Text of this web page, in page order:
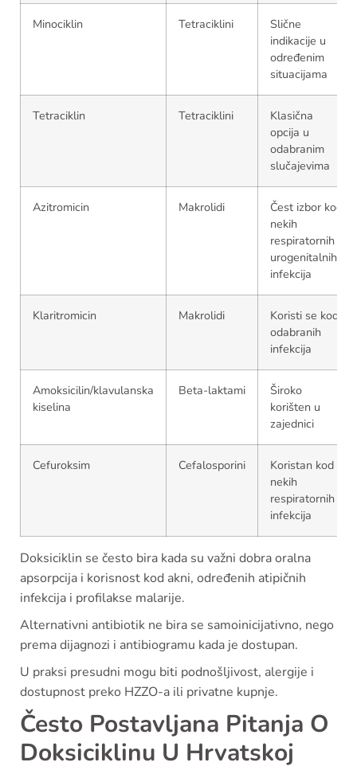
Minociklin Tetraciklini
Slične
indikacije u
određenim
situacijama
Tetraciklin Tetraciklini
Klasična
opcija u
odabranim
slučajevima
Azitromicin Makrolidi
Čest izbor kod
nekih
respiratornih i
urogenitalnih
infekcija
Klaritromicin Makrolidi
Koristi se kod
odabranih
infekcija
Amoksicilin/klavulanska
kiselina
Beta-laktami
Široko
korišten u
zajednici
Cefuroksim Cefalosporini
Koristan kod
nekih
respiratornih
infekcija
Doksiciklin se često bira kada su važni dobra oralna
apsorpcija i korisnost kod akni, određenih atipičnih
infekcija i profilakse malarije.
Alternativni antibiotik ne bira se samoinicijativno, nego
prema dijagnozi i antibiogramu kada je dostupan.
U praksi presudni mogu biti podnošljivost, alergije i
dostupnost preko HZZO-a ili privatne kupnje.
Često Postavljana Pitanja O
Doksiciklinu U Hrvatskoj